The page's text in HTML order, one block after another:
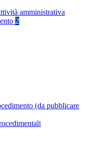
amministrativa
2
(da pubblicare